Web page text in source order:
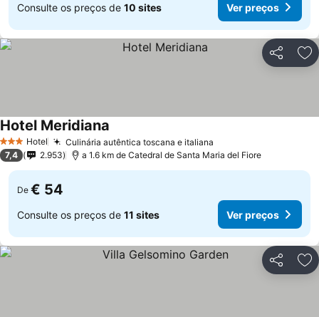
Consulte os preços de 10 sites Ver preços
Partilhar
3 EstrelasHotel Culinária autêntica toscana e italiana
Hotel Meridiana
7,4 2.953 a 1.6 km de Catedral de Santa Maria del Fiore
De € 54
Consulte os preços de 11 sites Ver preços
Partilhar